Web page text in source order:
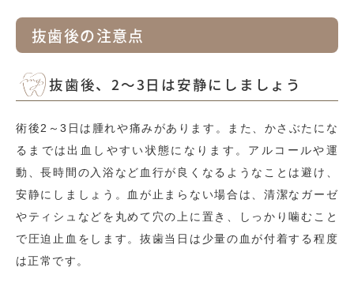
抜歯後の注意点
抜歯後、2～3日は安静にしましょう
術後2～3日は腫れや痛みがあります。また、かさぶたにな
るまでは出血しやすい状態になります。アルコールや運
動、長時間の入浴など血行が良くなるようなことは避け、
安静にしましょう。血が止まらない場合は、清潔なガーゼ
やティシュなどを丸めて穴の上に置き、しっかり噛むこと
で圧迫止血をします。抜歯当日は少量の血が付着する程度
は正常です。